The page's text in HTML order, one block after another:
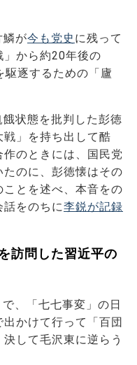
鱗が今も党史 に残って
」から約20年後の
逐するための「廬
状態を批判した彭徳
」を持ち出して酷
のときには、国民党
のに、彭徳懐はその
とを述べ、本音をの
をのちに李鋭が記録
訪問した習近平の
、「七七事変」の日
かけて行って「百団
して毛沢東に逆らう